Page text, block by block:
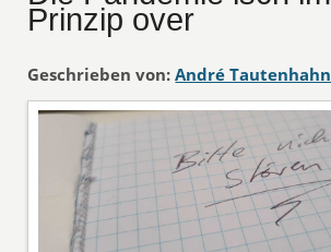
Prinzip over
Geschrieben von: André Tautenhahn